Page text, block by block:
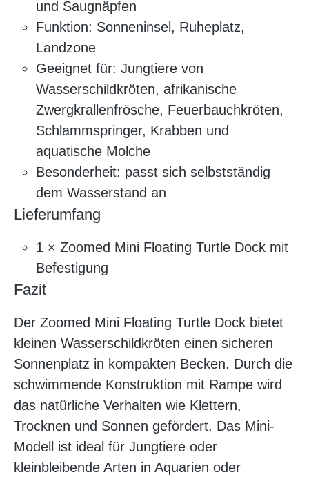
und Saugnäpfen
Funktion: Sonneninsel, Ruheplatz,
Landzone
Geeignet für: Jungtiere von
Wasserschildkröten, afrikanische
Zwergkrallenfrösche, Feuerbauchkröten,
Schlammspringer, Krabben und
aquatische Molche
Besonderheit: passt sich selbstständig
dem Wasserstand an
Lieferumfang
1 × Zoomed Mini Floating Turtle Dock mit
Befestigung
Fazit
Der Zoomed Mini Floating Turtle Dock bietet
kleinen Wasserschildkröten einen sicheren
Sonnenplatz in kompakten Becken. Durch die
schwimmende Konstruktion mit Rampe wird
das natürliche Verhalten wie Klettern,
Trocknen und Sonnen gefördert. Das Mini-
Modell ist ideal für Jungtiere oder
kleinbleibende Arten in Aquarien oder